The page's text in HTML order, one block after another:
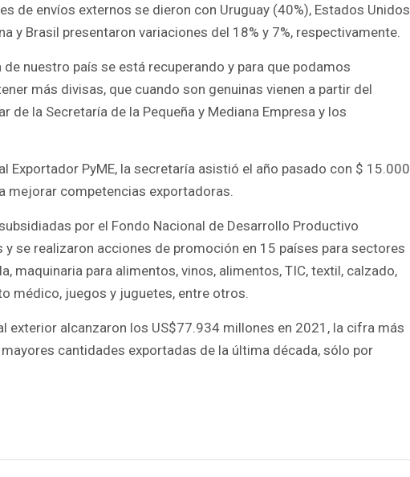
de envíos externos se dieron con Uruguay (40%), Estados Unidos
y Brasil presentaron variaciones del 18% y 7%, respectivamente.
nuestro país se está recuperando y para que podamos
más divisas, que cuando son genuinas vienen a partir del
de la Secretaría de la Pequeña y Mediana Empresa y los
Exportador PyME, la secretaría asistió el año pasado con $ 15.000
mejorar competencias exportadoras.
por el Fondo Nacional de Desarrollo Productivo
se realizaron acciones de promoción en 15 países para sectores
maquinaria para alimentos, vinos, alimentos, TIC, textil, calzado,
médico, juegos y juguetes, entre otros.
exterior alcanzaron los US$77.934 millones en 2021, la cifra más
cantidades exportadas de la última década, sólo por